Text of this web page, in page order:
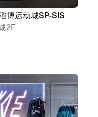
博运动城SP-SIS
2F